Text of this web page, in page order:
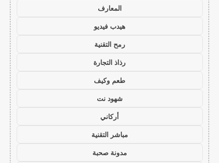
المعارف
هيدب فيديو
رمح التقنية
رذاذ التجارة
طعم وكيف
شهود نت
أركاني
مباشر التقنية
مدونة صحبة